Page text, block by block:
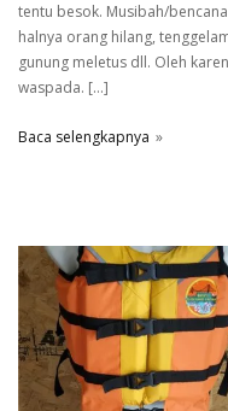
tentu besok. Musibah/
halnya orang hilang,
gunung meletus dll. Oleh
waspada. […]
Baca selengkapnya